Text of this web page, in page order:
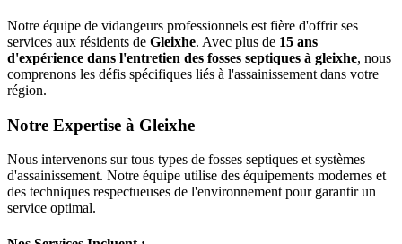
Notre équipe de vidangeurs professionnels est fière d'offrir ses
services aux résidents de Gleixhe. Avec plus de 15 ans
d'expérience dans l'entretien des fosses septiques à gleixhe, nous
comprenons les défis spécifiques liés à l'assainissement dans votre
région.
Notre Expertise à Gleixhe
Nous intervenons sur tous types de fosses septiques et systèmes
d'assainissement. Notre équipe utilise des équipements modernes et
des techniques respectueuses de l'environnement pour garantir un
service optimal.